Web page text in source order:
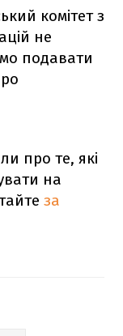
комітет з
не
подавати
про те, які
на
за